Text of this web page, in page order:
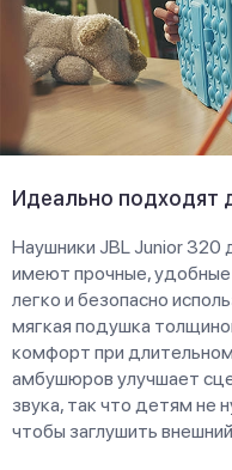
Идеально подходят
Наушники JBL Junior 320
имеют прочные,
легко и безопасно
мягкая подушка
комфорт при
амбушюров улучшает
звука, так что детям не
чтобы заглушить